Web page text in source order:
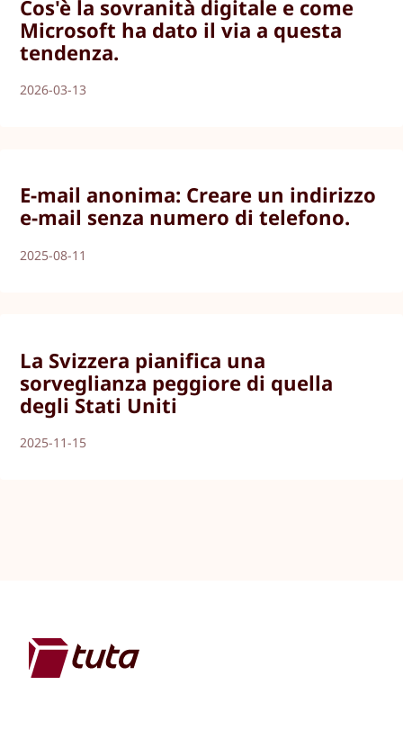
Cos'è la sovranità digitale e come
Microsoft ha dato il via a questa
tendenza.
2026-03-13
E-mail anonima: Creare un indirizzo
e-mail senza numero di telefono.
2025-08-11
La Svizzera pianifica una
sorveglianza peggiore di quella
degli Stati Uniti
2025-11-15